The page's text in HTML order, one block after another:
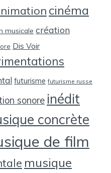
cinéma
musicale création
Dis Voir
futurisme futurisme russe
sonore inédit
concrète
de film
musique